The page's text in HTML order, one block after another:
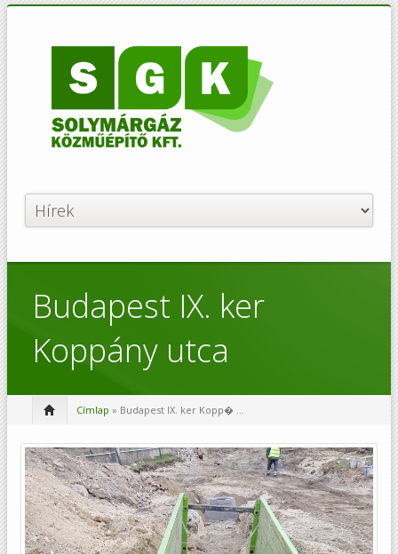
Budapest IX. ker
Koppány utca
Címlap » Budapest IX. ker Kopp� ...